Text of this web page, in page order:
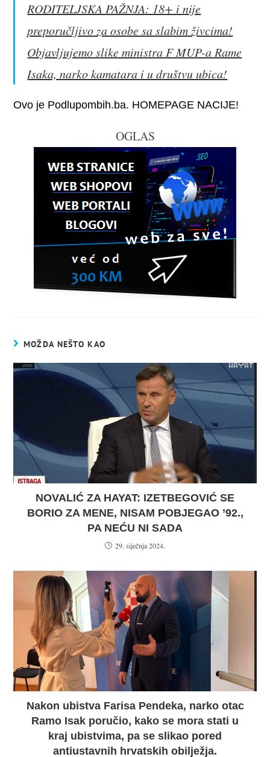
RODITELJSKA PAŽNJA: 18+ i nije
preporučljivo za osobe sa slabim živcima!
Objavljujemo slike ministra F MUP-a Rame
Isaka, narko kamatara i u društvu ubica!
Ovo je Podlupombih.ba. HOMEPAGE NACIJE!
OGLAS
MOŽDA NEŠTO KAO
NOVALIĆ ZA HAYAT: IZETBEGOVIĆ SE
BORIO ZA MENE, NISAM POBJEGAO ’92.,
PA NEĆU NI SADA
29. siječnja 2024.
Nakon ubistva Farisa Pendeka, narko otac
Ramo Isak poručio, kako se mora stati u
kraj ubistvima, pa se slikao pored
antiustavnih hrvatskih obilježja.